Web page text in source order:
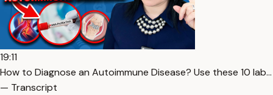
19:11
How to Diagnose an Autoimmune Disease? Use these 10 lab…
— Transcript